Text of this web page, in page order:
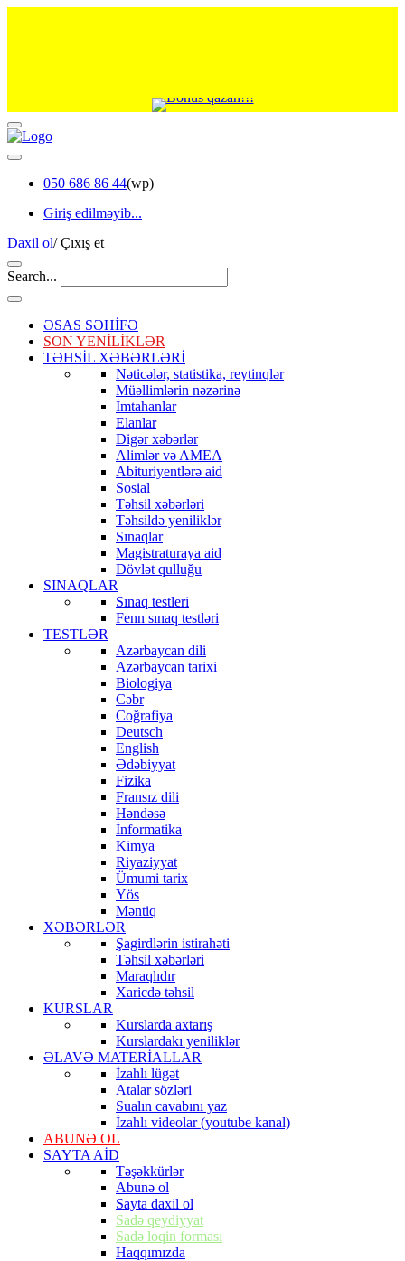
050 686 86 44(wp)
Giriş edilməyib...
Daxil ol/Çıxış et
Search...
ƏSAS SƏHİFƏ
SON YENİLİKLƏR
TƏHSİL XƏBƏRLƏRİ
Nəticələr, statistika, reytinqlər
Müəllimlərin nəzərinə
İmtahanlar
Elanlar
Digər xəbərlər
Alimlər və AMEA
Abituriyentlərə aid
Sosial
Təhsil xəbərləri
Təhsildə yeniliklər
Sınaqlar
Magistraturaya aid
Dövlət qulluğu
SINAQLAR
Sınaq testleri
Fenn sınaq testləri
TESTLƏR
Azərbaycan dili
Azərbaycan tarixi
Biologiya
Cəbr
Coğrafiya
Deutsch
English
Ədəbiyyat
Fizika
Fransız dili
Həndəsə
İnformatika
Kimya
Riyaziyyat
Ümumi tarix
Yös
Məntiq
XƏBƏRLƏR
Şagirdlərin istirahəti
Təhsil xəbərləri
Maraqlıdır
Xaricdə təhsil
KURSLAR
Kurslarda axtarış
Kurslardakı yeniliklər
ƏLAVƏ MATERİALLAR
İzahlı lügət
Atalar sözləri
Sualın cavabını yaz
İzahlı videolar (youtube kanal)
ABUNƏ OL
SAYTA AİD
Təşəkkürlər
Abunə ol
Sayta daxil ol
Sadə qeydiyyat
Sadə loqin forması
Haqqımızda